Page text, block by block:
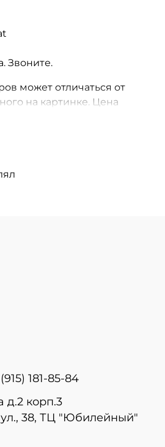
Звоните.
может отличаться от
на картинке. Цена
181-85-84
д.2 корп.3
38, ТЦ "Юбилейный"